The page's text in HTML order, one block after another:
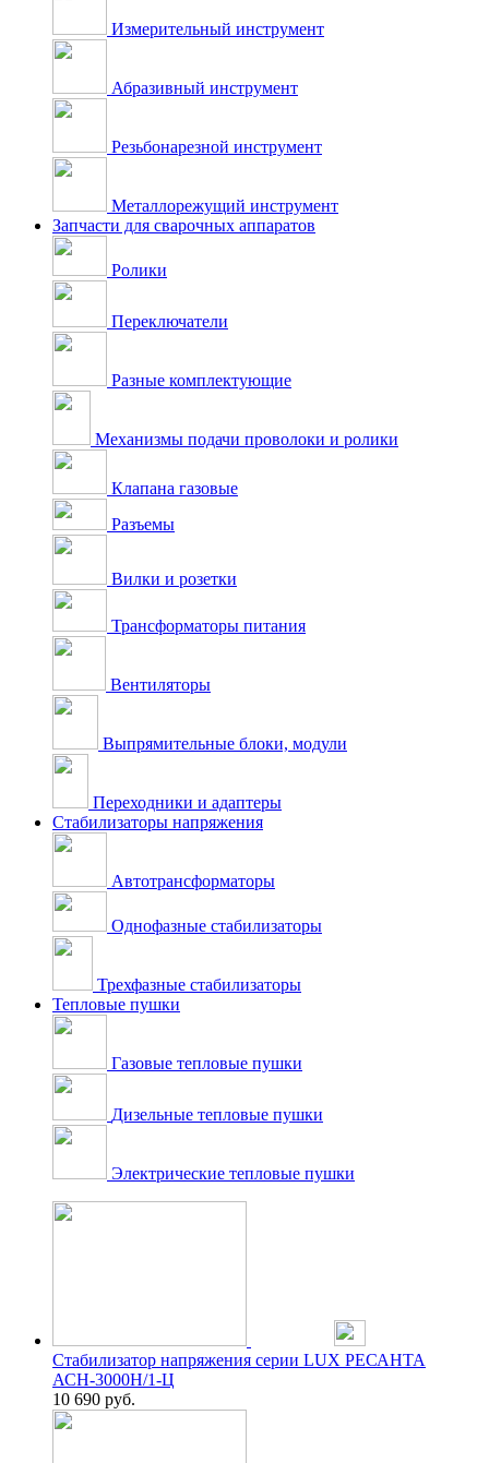
Измерительный инструмент
Абразивный инструмент
Резьбонарезной инструмент
Металлорежущий инструмент
Запчасти для сварочных аппаратов
Ролики
Переключатели
Разные комплектующие
Механизмы подачи проволоки и ролики
Клапана газовые
Разъемы
Вилки и розетки
Трансформаторы питания
Вентиляторы
Выпрямительные блоки, модули
Переходники и адаптеры
Стабилизаторы напряжения
Автотрансформаторы
Однофазные стабилизаторы
Трехфазные стабилизаторы
Тепловые пушки
Газовые тепловые пушки
Дизельные тепловые пушки
Электрические тепловые пушки
Стабилизатор напряжения серии LUX РЕСАНТА
АСН-3000Н/1-Ц
10 690 руб.